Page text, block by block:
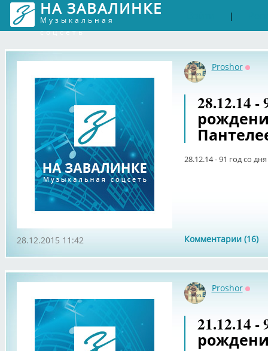
НА ЗАВАЛИНКЕ
Музыкальная
соцсеть
|
Proshor
28.12.14
28.12.14 - 91 год со
Комментарии (16)
28.12.2015 11:42
Proshor
21.12.14